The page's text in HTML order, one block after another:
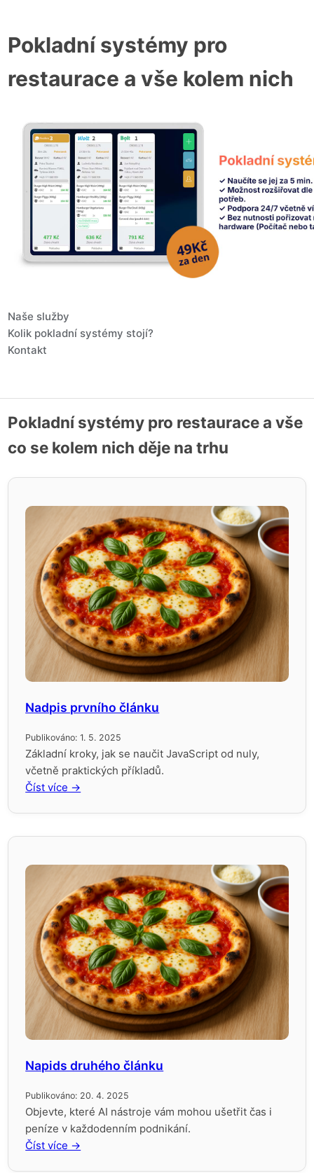
Pokladní systémy pro
restaurace a vše kolem nich
Naše služby
Kolik pokladní systémy stojí?
Kontakt
Pokladní systémy pro restaurace a vše
co se kolem nich děje na trhu
Nadpis prvního článku
Publikováno: 1. 5. 2025
Základní kroky, jak se naučit JavaScript od nuly,
včetně praktických příkladů.
Číst více →
Napids druhého článku
Publikováno: 20. 4. 2025
Objevte, které AI nástroje vám mohou ušetřit čas i
peníze v každodenním podnikání.
Číst více →